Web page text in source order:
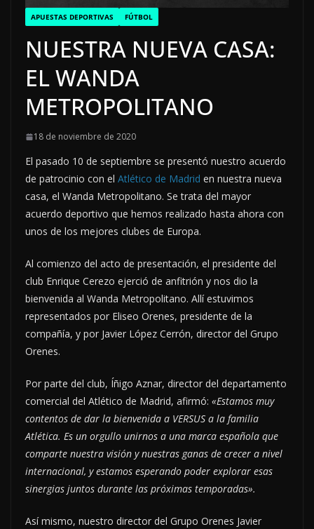
APUESTAS DEPORTIVAS FÚTBOL
NUESTRA NUEVA CASA:
EL WANDA
METROPOLITANO
18 de noviembre de 2020
El pasado 10 de septiembre se presentó nuestro acuerdo
de patrocinio con el Atlético de Madrid en nuestra nueva
casa, el Wanda Metropolitano. Se trata del mayor
acuerdo deportivo que hemos realizado hasta ahora con
unos de los mejores clubes de Europa.
Al comienzo del acto de presentación, el presidente del
club Enrique Cerezo ejerció de anfitrión y nos dio la
bienvenida al Wanda Metropolitano. Allí estuvimos
representados por Eliseo Orenes, presidente de la
compañía, y por Javier López Cerrón, director del Grupo
Orenes.
Por parte del club, Íñigo Aznar, director del departamento
comercial del Atlético de Madrid, afirmó: «Estamos muy
contentos de dar la bienvenida a VERSUS a la familia
Atlética. Es un orgullo unirnos a una marca española que
comparte nuestra visión y nuestras ganas de crecer a nivel
internacional, y estamos esperando poder explorar esas
sinergias juntos durante las próximas temporadas».
Así mismo, nuestro director del Grupo Orenes Javier